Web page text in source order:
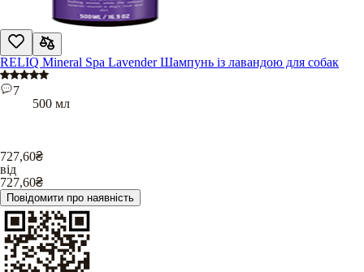
RELIQ Mineral Spa Lavender Шампунь із лавандою для собак
7
500 мл
727,60₴
від
727,60₴
Повідомити про наявність